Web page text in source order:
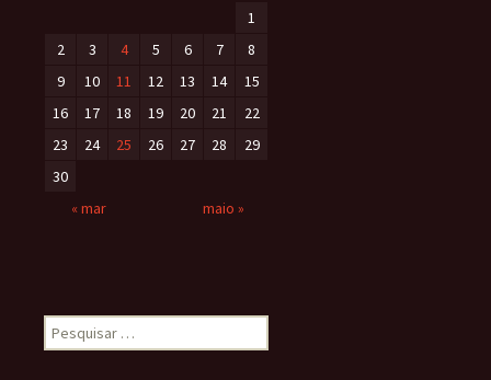
1
2
3 4 5 6 7
8
9
10 11 12 13 14
15
16
17 18 19 20 21
22
23
24 25 26 27 28
29
30
« mar
maio »